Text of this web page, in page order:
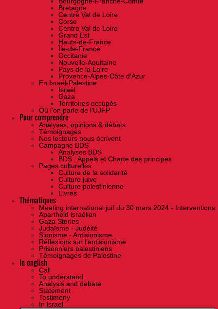
Bretagne
Centre Val de Loire
Corse
Centre Val de Loire
Grand Est
Hauts-de-France
Île-de-France
Occitanie
Nouvelle-Aquitaine
Pays de la Loire
Provence-Alpes-Côte d'Azur
En Israël-Palestine
Israël
Gaza
Territoires occupés
Où l'on parle de l'UJFP
Pour comprendre
Analyses, opinions & débats
Témoignages
Nos lecteurs nous écrivent
Campagne BDS
Analyses BDS
BDS : Appels et Charte des principes
Pages culturelles
Culture de la solidarité
Culture juive
Culture palestinienne
Livres
Thématiques
Meeting international juif du 30 mars 2024 - Interventions
Apartheid israélien
Gaza Stories
Judaïsme - Judéité
Sionisme - Antisionisme
Réflexions sur l’antisionisme
Prisonniers palestiniens
Témoignages de Palestine
In english
Call
To understand
Analysis and debate
Statement
Testimony
In israel